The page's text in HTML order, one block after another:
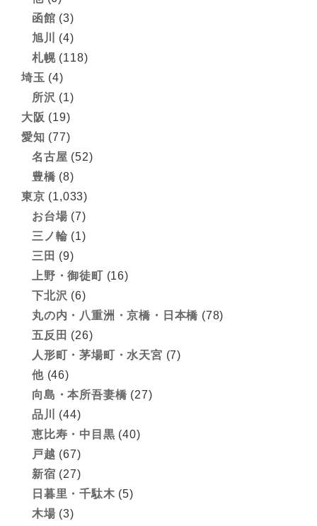
函館 (3)
旭川
(4)
札幌(118)
埼玉 (4)
所沢 (1)
大阪 (19)
愛知 (77)
名古屋 (52)
豊橋 (8)
東京 (1,033)
お台場 (7)
三ノ輪 (1)
三田 (9)
上野・御徒町 (16)
下北沢 (6)
丸の内・八重洲・京橋・日本橋 (78)
五反田 (26)
人形町・茅場町・水天宮 (7)
他(46)
向島・本所吾妻橋 (27)
品川
(44)
恵比寿・中目黒 (40)
戸越 (67)
新宿 (27)
日暮里・千駄木 (5)
木場 (3)